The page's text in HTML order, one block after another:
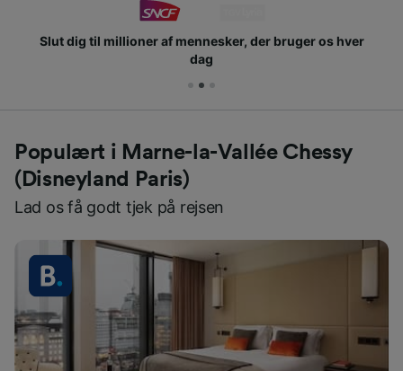
Slut dig til millioner af mennesker, der bruger os hver
dag
Populært i Marne-la-Vallée Chessy
(Disneyland Paris)
Lad os få godt tjek på rejsen